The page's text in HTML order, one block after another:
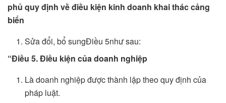
phủ quy định về điều kiện kinh doanh khai thác cảng
biển
Sửa đổi, bổ sungĐiều 5như sau:
“Điều 5. Điều kiện của doanh nghiệp
Là doanh nghiệp được thành lập theo quy định của
pháp luật.